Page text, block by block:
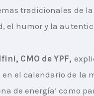
tradicionales de
el humor y la
CMO de YPF,
el calendario de la
de energía’ como